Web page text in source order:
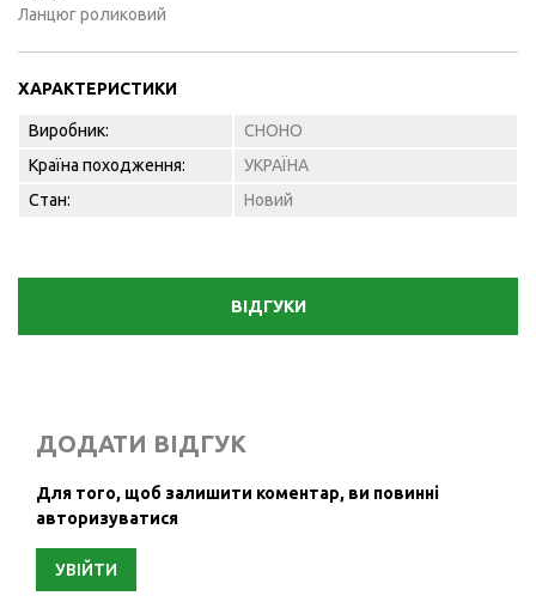
Ланцюг роликовий
ХАРАКТЕРИСТИКИ
Виробник:
CHOHO
Країна походження:
УКРАЇНА
Стан:
Новий
ВІДГУКИ
ДОДАТИ ВІДГУК
Для того, щоб залишити коментар, ви повинні
авторизуватися
УВІЙТИ